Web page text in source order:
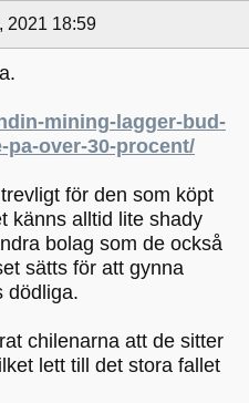
2021 18:59
mining-lagger-bud-
pa-over-30-procent/
för den som köpt
känns alltid lite shady
bolag som de också
sätts för att gynna
dödliga.
chilenarna att de sitter
lett till det stora fallet